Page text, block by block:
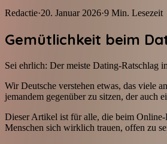
Redactie·20. Januar 2026·9 Min. Lesezeit
Gemütlichkeit beim
Sei ehrlich: Der meiste Dating-Ratschlag
Wir Deutsche verstehen etwas, das viele
jemandem gegenüber zu sitzen, der auch
Dieser Artikel ist für alle, die beim Online-
Menschen sich wirklich trauen, offen zu